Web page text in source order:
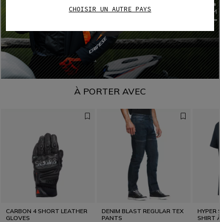
À PORTER AVEC
CARBON 4 SHORT LEATHER
GLOVES
DENIM BLAST REGULAR TEX
PANTS
HYPER
SHIRT
CHOISIR UN AUTRE PAYS